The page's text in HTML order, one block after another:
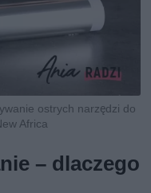
ostrych narzędzi do
Africa
– dlaczego